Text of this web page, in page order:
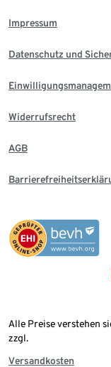
Impressum
Datenschutz und
Widerrufsrecht
AGB
Alle Preise verstehen
zzgl.
Versandkosten